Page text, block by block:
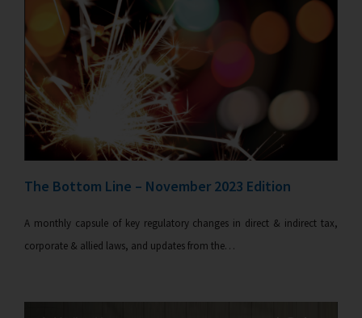
The Bottom Line – November 2023 Edition
A monthly capsule of key regulatory changes in direct & indirect tax,
corporate & allied laws, and updates from the…